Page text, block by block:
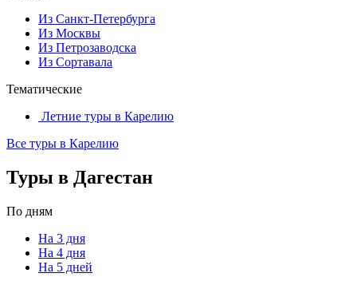
Из Санкт-Петербурга
Из Москвы
Из Петрозаводска
Из Сортавала
Тематические
Летние туры в Карелию
Все туры в Карелию
Туры в Дагестан
По дням
На 3 дня
На 4 дня
На 5 дней